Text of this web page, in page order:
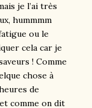
je l’ai très
hummmm
ou le
cela car je
! Comme
chose à
de
comme on dit